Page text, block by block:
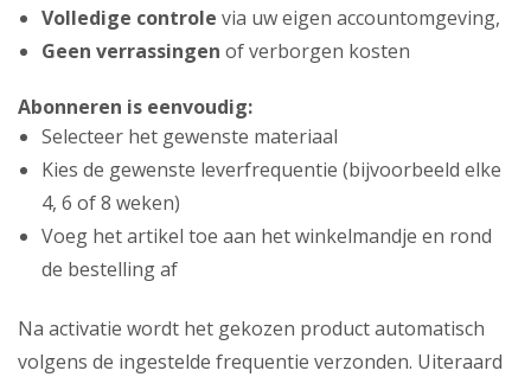
Volledige controle via uw eigen accountomgeving,
Geen verrassingen of verborgen kosten
Abonneren is eenvoudig:
Selecteer het gewenste materiaal
Kies de gewenste leverfrequentie (bijvoorbeeld elke
4, 6 of 8 weken)
Voeg het artikel toe aan het winkelmandje en rond
de bestelling af
Na activatie wordt het gekozen product automatisch
volgens de ingestelde frequentie verzonden. Uiteraard